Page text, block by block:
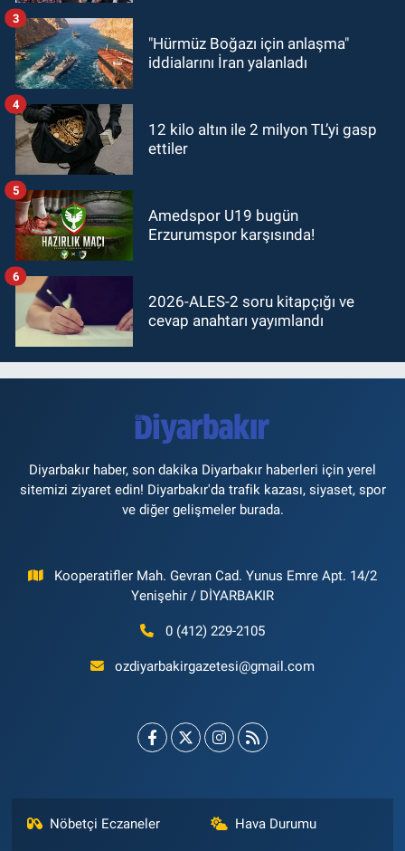
"Hürmüz Boğazı için anlaşma"
iddialarını İran yalanladı
3
12 kilo altın ile 2 milyon TL’yi gasp
ettiler
4
Amedspor U19 bugün
Erzurumspor karşısında!
5
2026-ALES-2 soru kitapçığı ve
cevap anahtarı yayımlandı
6
Diyarbakır haber, son dakika Diyarbakır haberleri için yerel
sitemizi ziyaret edin! Diyarbakır'da trafik kazası, siyaset, spor
ve diğer gelişmeler burada.
Kooperatifler Mah. Gevran Cad. Yunus Emre Apt. 14/2
Yenişehir / DİYARBAKIR
0 (412) 229-2105
ozdiyarbakirgazetesi@gmail.com
Nöbetçi Eczaneler Hava Durumu